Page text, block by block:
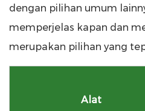
dengan pilihan umum
memperjelas kapan dan
merupakan pilihan yang
Alat